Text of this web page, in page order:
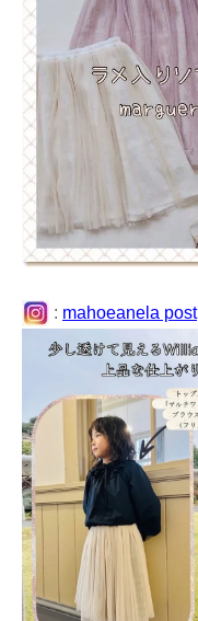
: mahoeanela post